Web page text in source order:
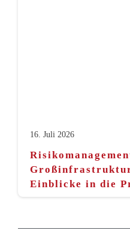
16. Juli 2026
Einblicke in die